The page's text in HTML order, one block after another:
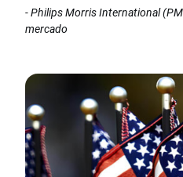
- Philips Morris International
mercado